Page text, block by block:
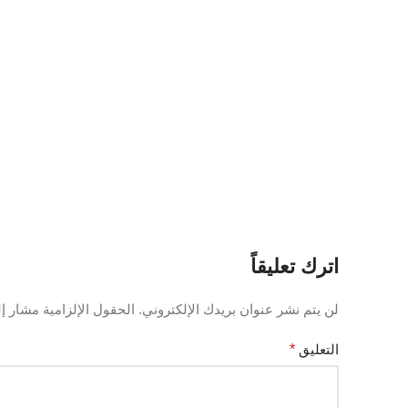
اترك تعليقاً
لن يتم نشر عنوان بريدك الإلكتروني. الحقول الإلزامية مشار
التعليق *